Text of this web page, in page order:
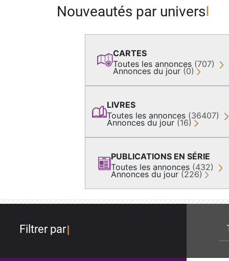
Nouveautés par univers
CARTES
Toutes les annonces (707)
Annonces du jour (0)
LIVRES
Toutes les annonces (36407)
Annonces du jour (16)
PUBLICATIONS EN SÉRIE
Toutes les annonces (432)
Annonces du jour (226)
Filtrer par